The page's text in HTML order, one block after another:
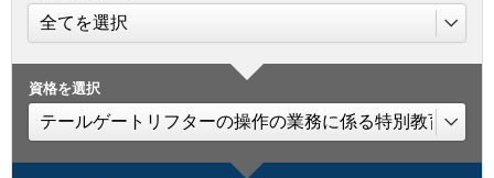
資格を選択